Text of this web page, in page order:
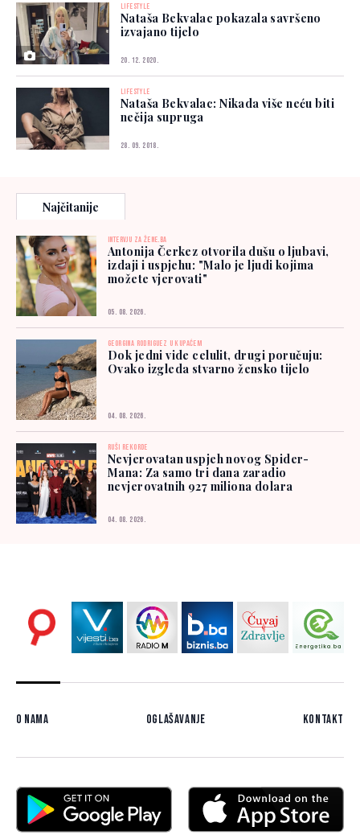
LIFESTYLE
Nataša Bekvalac pokazala savršeno
izvajano tijelo
20. 12. 2020.
LIFESTYLE
Nataša Bekvalac: Nikada više neću biti
nečija supruga
28. 09. 2018.
Najčitanije
INTERVJU ZA ŽENE.BA
Antonija Čerkez otvorila dušu o ljubavi,
izdaji i uspjehu: "Malo je ljudi kojima
možete vjerovati"
05. 08. 2026.
GEORGINA RODRIGUEZ U KUPAĆEM
Dok jedni vide celulit, drugi poručuju:
Ovako izgleda stvarno žensko tijelo
04. 08. 2026.
RUŠI REKORDE
Nevjerovatan uspjeh novog Spider-
Mana: Za samo tri dana zaradio
nevjerovatnih 927 miliona dolara
04. 08. 2026.
O nama Oglašavanje Kontakt